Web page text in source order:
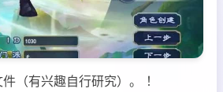
（有兴趣自行研究）。 ！